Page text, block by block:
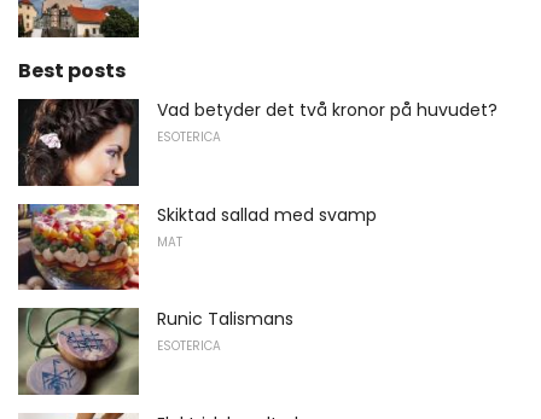
Best posts
Vad betyder det två kronor på huvudet?
ESOTERICA
Skiktad sallad med svamp
MAT
Runic Talismans
ESOTERICA